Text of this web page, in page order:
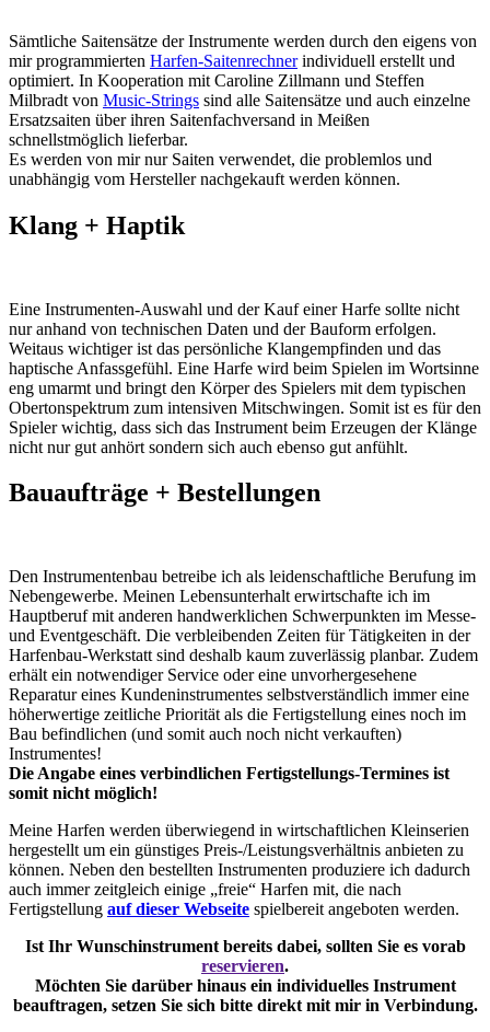
Sämtliche Saitensätze der Instrumente werden durch den eigens von
mir programmierten Harfen-Saitenrechnerindividuell erstellt und
optimiert. In Kooperation mit Caroline Zillmann und Steffen
Milbradt von Music-Strings sind alle Saitensätze und auch einzelne
Ersatzsaiten über ihren Saitenfachversand in Meißen
schnellstmöglich lieferbar.
Es werden von mir nur Saiten verwendet, die problemlos und
unabhängig vom Hersteller nachgekauft werden können.
Klang + Haptik
Eine Instrumenten-Auswahl und der Kauf einer Harfe sollte nicht
nur anhand von technischen Daten und der Bauform erfolgen.
Weitaus wichtiger ist das persönliche Klangempfinden und das
haptische Anfassgefühl. Eine Harfe wird beim Spielen im Wortsinne
eng umarmt und bringt den Körper des Spielers mit dem typischen
Obertonspektrum zum intensiven Mitschwingen. Somit ist es für den
Spieler wichtig, dass sich das Instrument beim Erzeugen der Klänge
nicht nur gut anhört sondern sich auch ebenso gut anfühlt.
Bauaufträge + Bestellungen
Den Instrumentenbau betreibe ich als leidenschaftliche Berufung im
Nebengewerbe. Meinen Lebensunterhalt erwirtschafte ich im
Hauptberuf mit anderen handwerklichen Schwerpunkten im Messe-
und Eventgeschäft. Die verbleibenden Zeiten für Tätigkeiten in der
Harfenbau-Werkstatt sind deshalb kaum zuverlässig planbar. Zudem
erhält ein notwendiger Service oder eine unvorhergesehene
Reparatur eines Kundeninstrumentes selbstverständlich immer eine
höherwertige zeitliche Priorität als die Fertigstellung eines noch im
Bau befindlichen (und somit auch noch nicht verkauften)
Instrumentes!
Die Angabe eines verbindlichen Fertigstellungs-Termines ist
somit nicht möglich!
Meine Harfen werden überwiegend in wirtschaftlichen Kleinserien
hergestellt um ein günstiges Preis-/Leistungsverhältnis anbieten zu
können. Neben den bestellten Instrumenten produziere ich dadurch
auch immer zeitgleich einige „freie“ Harfen mit, die nach
Fertigstellung auf dieser Webseite spielbereit angeboten werden.
Ist Ihr Wunschinstrument bereits dabei, sollten Sie es vorab
reservieren.
Möchten Sie darüber hinaus ein individuelles Instrument
beauftragen, setzen Sie sich bitte direkt mit mir in Verbindung.